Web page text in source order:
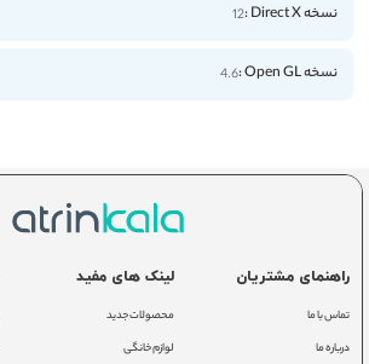
نسخه Direct X : 12
نسخه Open GL : 4.6
راهنمای مشتریان
تماس با ما
درباره ما
لینک های مفید
محصولات جدید
لوازم خانگی